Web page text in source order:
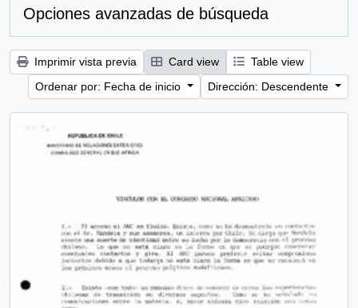
Opciones avanzadas de búsqueda
Imprimir vista previa Card view
Table view
Ordenar por: Fecha de inicio
Dirección: Descendente